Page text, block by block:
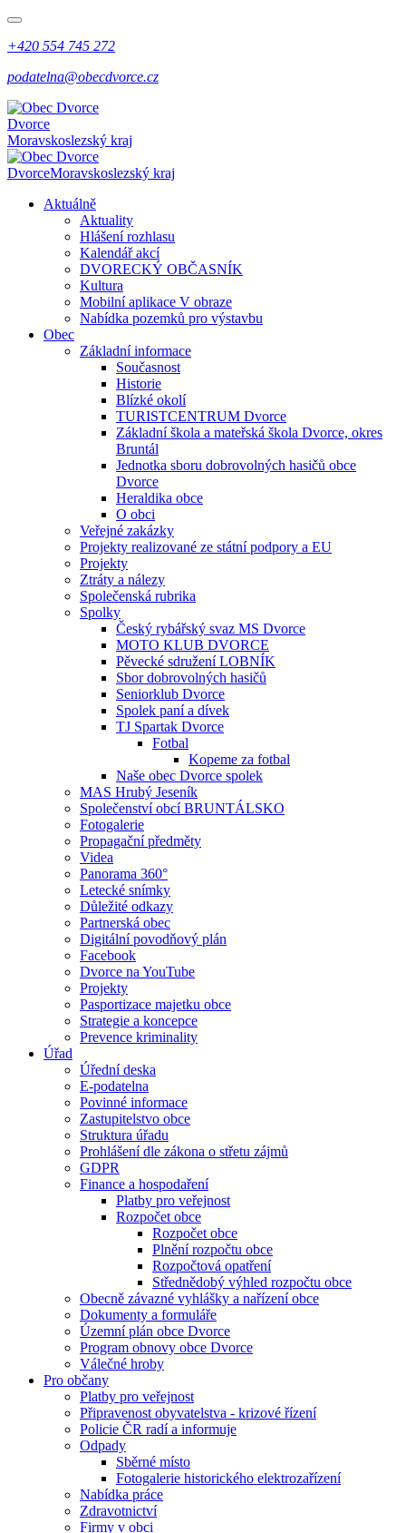
+420 554 745 272
podatelna@obecdvorce.cz
Dvorce
Moravskoslezský kraj
DvorceMoravskoslezský kraj
Aktuálně
Aktuality
Hlášení rozhlasu
Kalendář akcí
DVORECKÝ OBČASNÍK
Kultura
Mobilní aplikace V obraze
Nabídka pozemků pro výstavbu
Obec
Základní informace
Současnost
Historie
Blízké okolí
TURISTCENTRUM Dvorce
Základní škola a mateřská škola Dvorce, okres
Bruntál
Jednotka sboru dobrovolných hasičů obce
Dvorce
Heraldika obce
O obci
Veřejné zakázky
Projekty realizované ze státní podpory a EU
Projekty
Ztráty a nálezy
Společenská rubrika
Spolky
Český rybářský svaz MS Dvorce
MOTO KLUB DVORCE
Pěvecké sdružení LOBNÍK
Sbor dobrovolných hasičů
Seniorklub Dvorce
Spolek paní a dívek
TJ Spartak Dvorce
Fotbal
Kopeme za fotbal
Naše obec Dvorce spolek
MAS Hrubý Jeseník
Společenství obcí BRUNTÁLSKO
Fotogalerie
Propagační předměty
Videa
Panorama 360°
Letecké snímky
Důležité odkazy
Partnerská obec
Digitální povodňový plán
Facebook
Dvorce na YouTube
Projekty
Pasportizace majetku obce
Strategie a koncepce
Prevence kriminality
Úřad
Úřední deska
E-podatelna
Povinné informace
Zastupitelstvo obce
Struktura úřadu
Prohlášení dle zákona o střetu zájmů
GDPR
Finance a hospodaření
Platby pro veřejnost
Rozpočet obce
Rozpočet obce
Plnění rozpočtu obce
Rozpočtová opatření
Střednědobý výhled rozpočtu obce
Obecně závazné vyhlášky a nařízení obce
Dokumenty a formuláře
Územní plán obce Dvorce
Program obnovy obce Dvorce
Válečné hroby
Pro občany
Platby pro veřejnost
Připravenost obyvatelstva - krizové řízení
Policie ČR radí a informuje
Odpady
Sběrné místo
Fotogalerie historického elektrozařízení
Nabídka práce
Zdravotnictví
Firmy v obci